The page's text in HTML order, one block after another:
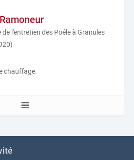
l'entretien des Poêle à Granules
chauffage.